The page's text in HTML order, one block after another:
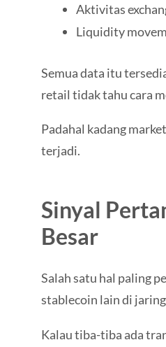
Aktivitas
Liquidity
Semua data itu
retail tidak tahu cara
Padahal kadang
terjadi.
Sinyal
Besar
Salah satu hal paling
stablecoin lain di
Kalau tiba-tiba ada